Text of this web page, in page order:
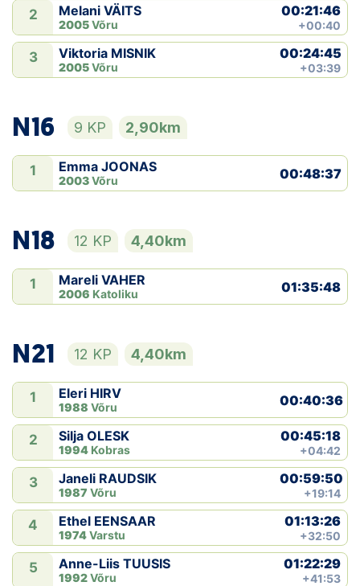
2 Melani VÄITS
2005Võru
00:21:46
+00:40
3 Viktoria MISNIK
2005Võru
00:24:45
+03:39
N16 9 KP 2,90km
1 Emma JOONAS
2003Võru 00:48:37
N18 12 KP 4,40km
1 Mareli VAHER
2006 Katoliku 01:35:48
N21 12 KP 4,40km
1 Eleri HIRV
1988 Võru 00:40:36
2 Silja OLESK
1994 Kobras
00:45:18
+04:42
3 Janeli RAUDSIK
1987 Võru
00:59:50
+19:14
4 Ethel EENSAAR
1974Varstu
01:13:26
+32:50
5 Anne-Liis TUUSIS
1992Võru
01:22:29
+41:53